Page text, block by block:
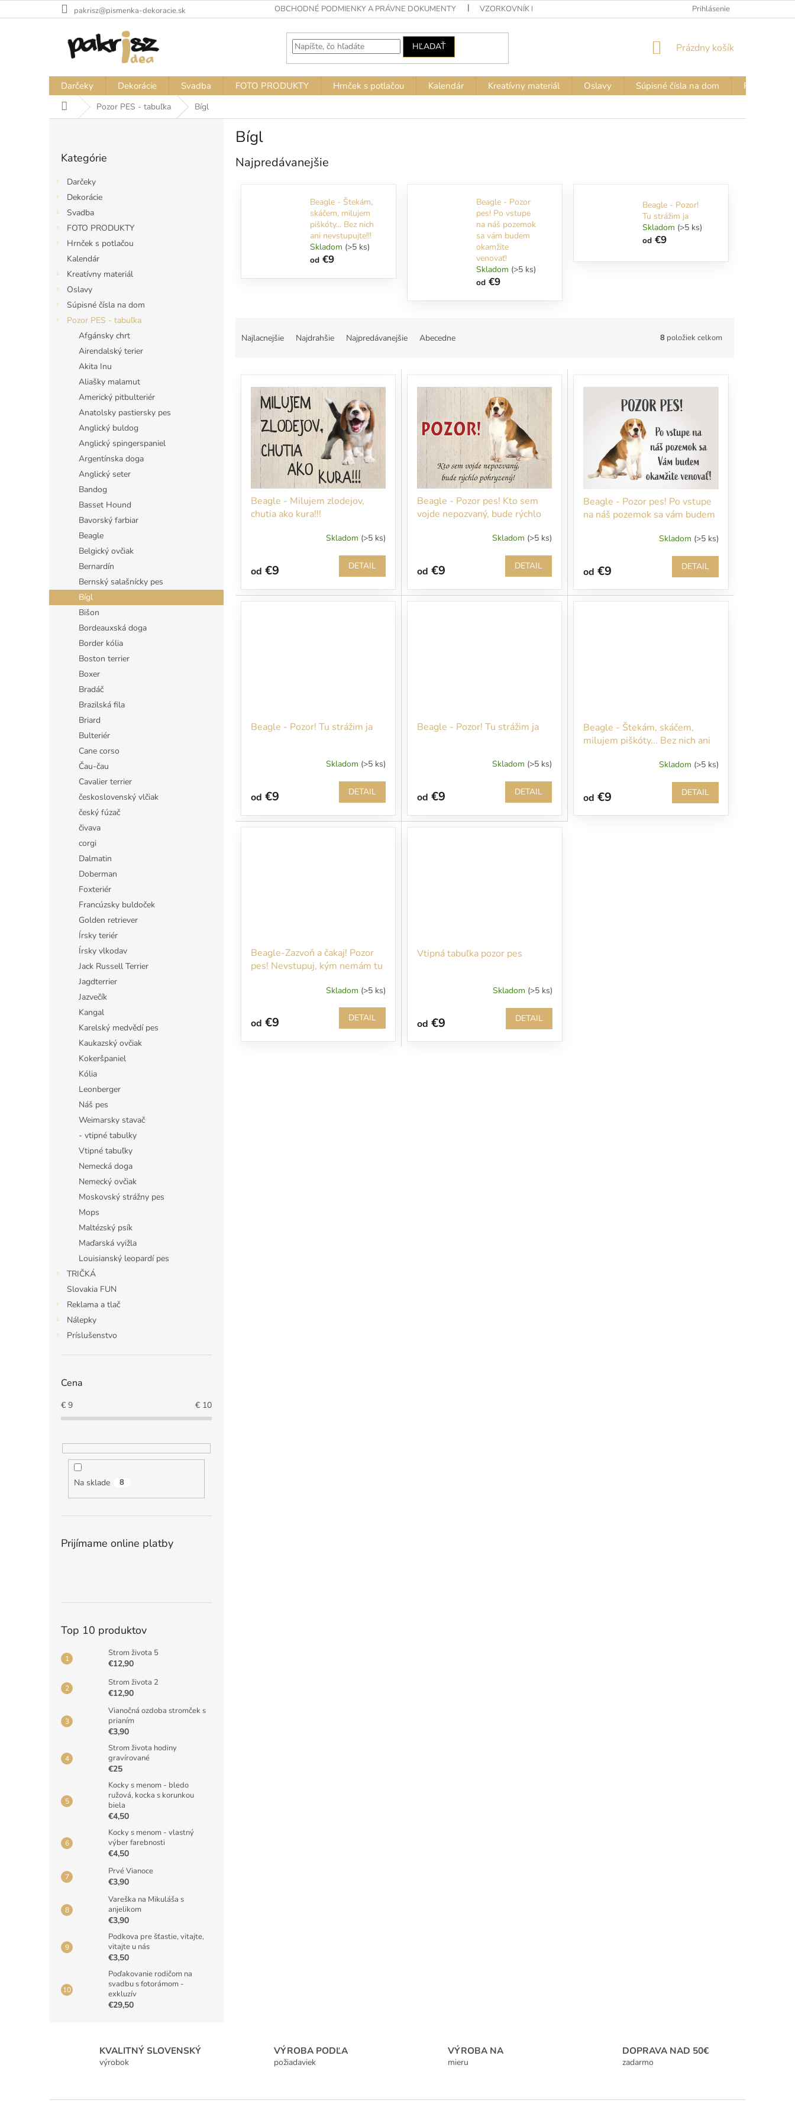
na
pakrisz@pismenka-dekoracie.sk OBCHODNÉ PODMIENKY A PRÁVNE DOKUMENTY VZORKOVNÍK FARIEB VZORKOVNÍK FARIEB – NÁPISY NA TRIČKÁ
Prihlásenie
HĽADAŤ
NÁKUPNÝ
Prázdny košík
Darčeky Dekorácie Svadba FOTO PRODUKTY Hrnček s potlačou Kalendár Kreatívny materiál Oslavy Súpisné čísla na dom Pozor PES -
DomovPozor PES - tabuľka Bígl
kategórie
Kategórie
Darčeky
Dekorácie
Svadba
FOTO PRODUKTY
Hrnček s potlačou
Kalendár
Kreatívny materiál
Oslavy
Súpisné čísla na dom
Pozor PES - tabuľka
Afgánsky chrt
Airendalský terier
Akita Inu
Aliašky malamut
Americký pitbulteriér
Anatolsky pastiersky pes
Anglický buldog
Anglický spingerspaniel
Argentínska doga
Anglický seter
Bandog
Basset Hound
Bavorský farbiar
Beagle
Belgický ovčiak
Bernardín
Bernský salašnícky pes
Bígl
Bišon
Bordeauxská doga
Border kólia
Boston terrier
Boxer
Bradáč
Brazilská fila
Briard
Bulteriér
Cane corso
Čau-čau
Cavalier terrier
československý vlčiak
český fúzač
čivava
corgi
Dalmatin
Doberman
Foxteriér
Francúzsky buldoček
Golden retriever
Írsky teriér
Írsky vlkodav
Jack Russell Terrier
Jagdterrier
Jazvečík
Kangal
Karelský medvědí pes
Kaukazský ovčiak
Kokeršpaniel
Kólia
Leonberger
Náš pes
Weimarsky stavač
- vtipné tabulky
Vtipné tabuľky
Nemecká doga
Nemecký ovčiak
Moskovský strážny pes
Mops
Maltézský psík
Maďarská vyižla
Louisianský leopardí pes
TRIČKÁ
Slovakia FUN
Reklama a tlač
Nálepky
Príslušenstvo
Cena
€ 9 € 10
Na sklade 8
Prijímame online platby
Top 10 produktov
Strom života 5
€12,90
Strom života 2
€12,90
Vianočná ozdoba stromček s
prianím
€3,90
Strom života hodiny
gravírované
€25
Kocky s menom - bledo
ružová, kocka s korunkou
biela
€4,50
Kocky s menom - vlastný
výber farebnosti
€4,50
Prvé Vianoce
€3,90
Vareška na Mikuláša s
anjelikom
€3,90
Podkova pre šťastie, vitajte,
vitajte u nás
€3,50
Poďakovanie rodičom na
svadbu s fotorámom -
exkluzív
€29,50
Bígl
Najpredávanejšie
Beagle - Štekám,
skáčem, milujem
piškóty... Bez nich
ani nevstupujte!!!
Skladom (>5 ks)
od €9
Beagle - Pozor
pes! Po vstupe
na náš pozemok
sa vám budem
okamžite
venovať!
Skladom (>5 ks)
od€9
Beagle - Pozor!
Tu strážim ja
Skladom (>5 ks)
od€9
n
Najlacnejšie Najdrahšie Najpredávanejšie Abecedne 8 položiek celkom
V
Beagle - Milujem zlodejov,
chutia ako kura!!!
Skladom (>5 ks)
od €9 DETAIL
Beagle - Pozor pes! Kto sem
vojde nepozvaný, bude rýchlo
Skladom (>5 ks)
od €9 DETAIL
Beagle - Pozor pes! Po vstupe
na náš pozemok sa vám budem
Skladom (>5 ks)
od €9 DETAIL
Beagle - Pozor! Tu strážim ja
Skladom (>5 ks)
od €9 DETAIL
Beagle - Pozor! Tu strážim ja
Skladom (>5 ks)
od €9 DETAIL
Beagle - Štekám, skáčem,
milujem piškóty... Bez nich ani
Skladom (>5 ks)
od €9 DETAIL
Beagle-Zazvoň a čakaj! Pozor
pes! Nevstupuj, kým nemám tu
Skladom (>5 ks)
od €9 DETAIL
Vtipná tabuľka pozor pes
Skladom (>5 ks)
od €9 DETAIL
KVALITNÝ SLOVENSKÝ
výrobok
VÝROBA PODĽA
požiadaviek
VÝROBA NA
mieru
DOPRAVA NAD 50€
zadarmo